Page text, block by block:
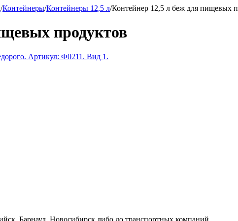
/Контейнеры/Контейнеры 12,5 л/Контейнер 12,5 л беж для пищевых
продуктов
Барнаул, Новосибирск либо до транспортных компаний.